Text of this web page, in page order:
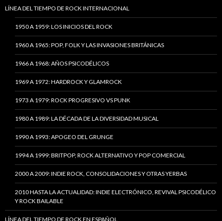
LÍNEA DEL TIEMPO DE ROCK INTERNACIONAL
1950 A 1959: LOS INICIOS DEL ROCK
1960 A 1965: POP, FOLK Y LAS INVASIONES BRITÁNICAS
1966 A 1968: AÑOS PSICODÉLICOS
1969 A 1972: HARDROCK Y GLAMROCK
1973 A 1979: ROCK PROGRESIVO VS PUNK
1980 A 1989: LA DÉCADA DE LA DIVERSIDAD MUSICAL
1990 A 1993: APOGEO DEL GRUNGE
1994 A 1999: BRITPOP, ROCK ALTERNATIVO Y POP COMERCIAL
2000 A 2009: INDIE ROCK, CONSOLIDACIONES Y OTRAS YERBAS
2010 HASTA LA ACTUALIDAD: INDIE ELECTRÓNICO, REVIVAL PSICODÉLICO
Y ROCK BAILABLE
LÍNEA DEL TIEMPO DE ROCK EN ESPAÑOL